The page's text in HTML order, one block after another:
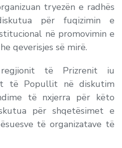
tryezën e radhës
për fuqizimin e
në promovimin e
qeverisjes së mirë.
të Prizrenit iu
të Popullit në diskutim
të nxjerra për këto
për shqetësimet e
të organizatave të